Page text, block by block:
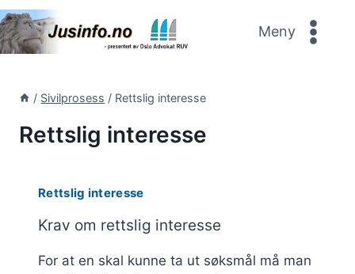
Skip
to
content
Meny
/ Sivilprosess / Rettslig interesse
Rettslig interesse
Rettslig interesse
Krav om rettslig interesse
For at en skal kunne ta ut søksmål må man